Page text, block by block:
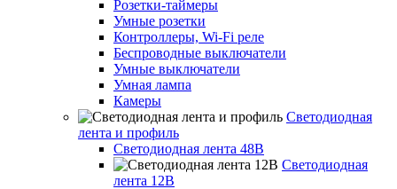
Розетки-таймеры
Умные розетки
Контроллеры, Wi-Fi реле
Беспроводные выключатели
Умные выключатели
Умная лампа
Камеры
Светодиодная
лента и профиль
Светодиодная лента 48В
Светодиодная
лента 12В